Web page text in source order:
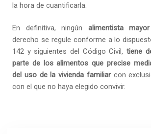
la hora de cuantificarla.
En definitiva, ningún alimentista
derecho se regule conforme a lo
142 y siguientes del Código Civil, tiene
parte de los alimentos que precise
del uso de la vivienda familiarcon
con el que no haya elegido convivir.